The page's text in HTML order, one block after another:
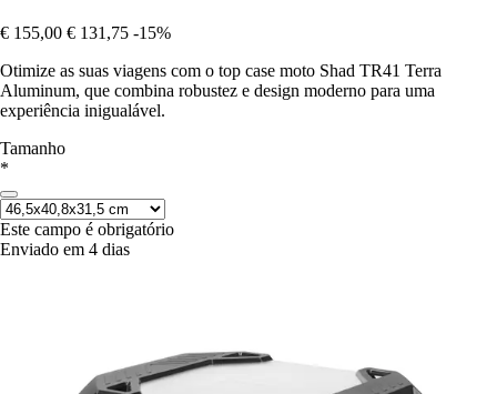
€ 155,00 € 131,75 -15%
Otimize as suas viagens com o top case moto Shad TR41 Terra
Aluminum, que combina robustez e design moderno para uma
experiência inigualável.
Tamanho
*
Este campo é obrigatório
Enviado em 4 dias